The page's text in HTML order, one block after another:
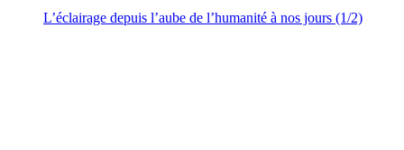
L’éclairage depuis l’aube de l’humanité à nos jours (1/2)